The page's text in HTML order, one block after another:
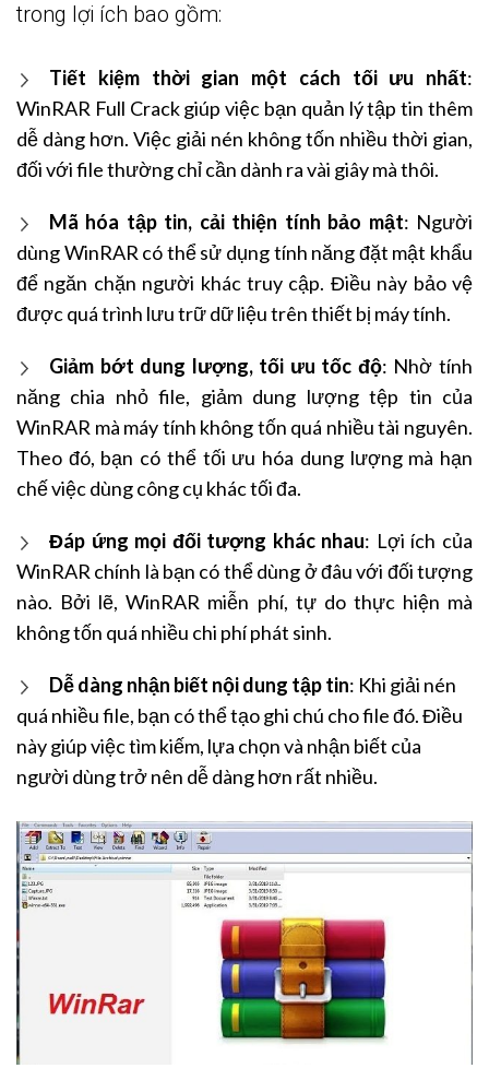
trong lợi ích bao gồm:
Tiết kiệm thời gian một cách tối ưu nhất:
WinRAR Full Crack giúp việc bạn quản lý tập tin thêm
dễ dàng hơn. Việc giải nén không tốn nhiều thời gian,
đối với file thường chỉ cần dành ra vài giây mà thôi.
Mã hóa tập tin, cải thiện tính bảo mật: Người
dùng WinRAR có thể sử dụng tính năng đặt mật khẩu
để ngăn chặn người khác truy cập. Điều này bảo vệ
được quá trình lưu trữ dữ liệu trên thiết bị máy tính.
Giảm bớt dung lượng, tối ưu tốc độ: Nhờ tính
năng chia nhỏ file, giảm dung lượng tệp tin của
WinRAR mà máy tính không tốn quá nhiều tài nguyên.
Theo đó, bạn có thể tối ưu hóa dung lượng mà hạn
chế việc dùng công cụ khác tối đa.
Đáp ứng mọi đối tượng khác nhau: Lợi ích của
WinRAR chính là bạn có thể dùng ở đâu với đối tượng
nào. Bởi lẽ, WinRAR miễn phí, tự do thực hiện mà
không tốn quá nhiều chi phí phát sinh.
Dễ dàng nhận biết nội dung tập tin: Khi giải nén
quá nhiều file, bạn có thể tạo ghi chú cho file đó. Điều
này giúp việc tìm kiếm, lựa chọn và nhận biết của
người dùng trở nên dễ dàng hơn rất nhiều.